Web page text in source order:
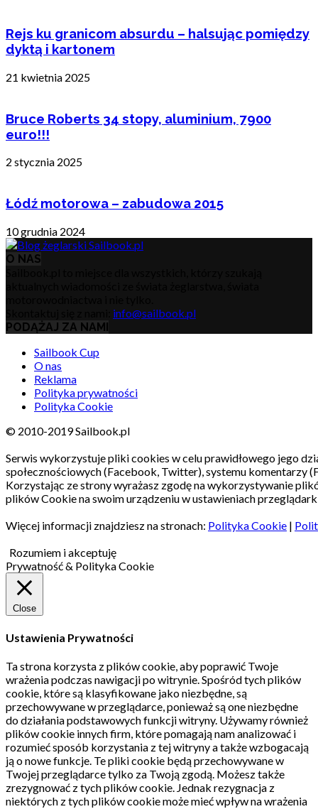
Rejs ku granicom absurdu – halsując pomiędzy
dyktą i kartonem
21 kwietnia 2025
Bruce Roberts 34 stopy, aluminium, 7900
euro!!!
2 stycznia 2025
Łódź motorowa – zabudowa 2015
10 grudnia 2024
O NAS
info@sailbook.pl
PODĄŻAJ ZA NAMI
Sailbook Cup
O nas
Reklama
Polityka prywatności
Polityka Cookie
© 2010-2019 Sailbook.pl
Serwis wykorzystuje pliki cookies w celu prawidłowego jego
społecznościowych (Facebook, Twitter), systemu komentarzy
Korzystając ze strony wyrażasz zgodę na wykorzystywanie
plików Cookie na swoim urządzeniu w ustawieniach
Więcej informacji znajdziesz na stronach: Polityka Cookie |
Rozumiem i akceptuję
Prywatność & Polityka Cookie
Close
Ustawienia Prywatności
Ta strona korzysta z plików cookie, aby poprawić Twoje
wrażenia podczas nawigacji po witrynie.Spośród tych plików
cookie, które są klasyfikowane jako niezbędne, są
przechowywane w przeglądarce, ponieważ są one niezbędne
do działania podstawowych funkcji witryny. Używamy również
plików cookie innych firm, które pomagają nam analizować i
rozumieć sposób korzystania z tej witryny a także wzbogacają
ją o nowe funkcje. Te pliki cookie będą przechowywane w
Twojej przeglądarce tylko za Twoją zgodą. Możesz także
zrezygnować z tych plików cookie. Jednak rezygnacja z
niektórych z tych plików cookie może mieć wpływ na wrażenia